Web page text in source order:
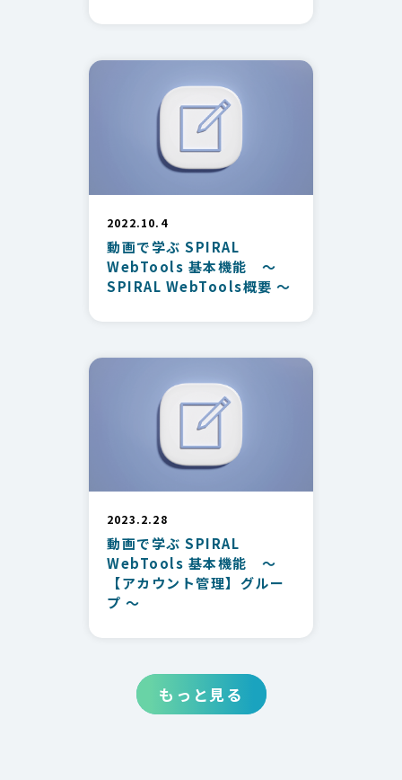
2022.10.4
動画で学ぶ SPIRAL
WebTools 基本機能 ～
SPIRAL WebTools概要 ～
2023.2.28
動画で学ぶ SPIRAL
WebTools 基本機能 ～
【アカウント管理】グルー
プ ～
もっと見る